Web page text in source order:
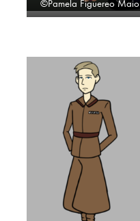
©Pamela Figuereo Maio